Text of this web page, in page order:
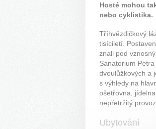
Hosté mohou
nebo cyklistika.
Tříhvězdičkový
tisíciletí.
znali pod
Sanatorium
dvoulůžkových a
s výhledy na
ošetřovna,
nepřetržitý
Ubytování